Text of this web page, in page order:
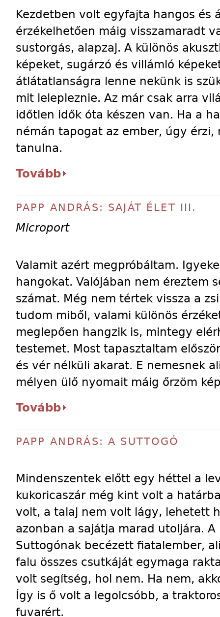
Kezdetben volt egyfajta hangos és
érzékelhetően máig visszamaradt
sustorgás, alapzaj. A különös
képeket, sugárzó és villámló
átlátatlanságra lenne nekünk is
mit lelepleznie. Az már csak arra
időtlen idők óta készen van. Ha a
némán tapogat az ember, úgy
tanulna.
Tovább
PAPP ANDRÁS: SAJÁT ÉLET III.
Microport
Valamit azért megpróbáltam.
hangokat. Valójában nem éreztem
számat. Még nem tértek vissza a
tudom miből, valami különös
meglepően hangzik is, mintegy
testemet. Most tapasztaltam
és vér nélküli akarat. E nemesnek
mélyen ülő nyomait máig őrzöm
Tovább
PAPP ANDRÁS: A SUTTOGÓ
Mindenszentek előtt egy héttel a
kukoricaszár még kint volt a
volt, a talaj nem volt lágy, lehetett
azonban a sajátja marad utoljára.
Suttogónak becézett fiatalember,
falu összes csutkáját egymaga
volt segítség, hol nem. Ha nem,
Így is ő volt a legolcsóbb, a
fuvarért.